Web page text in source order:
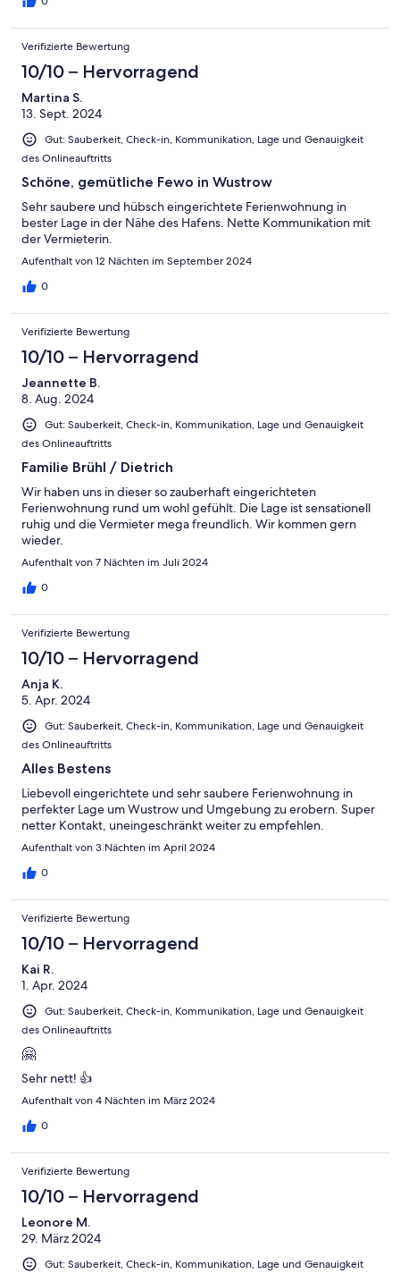
Verifizierte Bewertung
10/10 – Hervorragend
Martina S.
13. Sept. 2024
Gut: Sauberkeit, Check-in, Kommunikation, Lage und Genauigkeit
des Onlineauftritts
Schöne, gemütliche Fewo in Wustrow
Sehr saubere und hübsch eingerichtete Ferienwohnung in
bester Lage in der Nähe des Hafens. Nette Kommunikation mit
der Vermieterin.
Aufenthalt von 12 Nächten im September 2024
0
Verifizierte Bewertung
10/10 – Hervorragend
Jeannette B.
8. Aug. 2024
Gut: Sauberkeit, Check-in, Kommunikation, Lage und Genauigkeit
des Onlineauftritts
Familie Brühl / Dietrich
Wir haben uns in dieser so zauberhaft eingerichteten
Ferienwohnung rund um wohl gefühlt. Die Lage ist sensationell
ruhig und die Vermieter mega freundlich. Wir kommen gern
wieder.
Aufenthalt von 7 Nächten im Juli 2024
0
Verifizierte Bewertung
10/10 – Hervorragend
Anja K.
5. Apr. 2024
Gut: Sauberkeit, Check-in, Kommunikation, Lage und Genauigkeit
des Onlineauftritts
Alles Bestens
Liebevoll eingerichtete und sehr saubere Ferienwohnung in
perfekter Lage um Wustrow und Umgebung zu erobern. Super
netter Kontakt, uneingeschränkt weiter zu empfehlen.
Aufenthalt von 3 Nächten im April 2024
0
Verifizierte Bewertung
10/10 – Hervorragend
Kai R.
1. Apr. 2024
Gut: Sauberkeit, Check-in, Kommunikation, Lage und Genauigkeit
des Onlineauftritts
🤗
Sehr nett! 👍
Aufenthalt von 4 Nächten im März 2024
0
Verifizierte Bewertung
10/10 – Hervorragend
Leonore M.
29. März 2024
Gut: Sauberkeit, Check-in, Kommunikation, Lage und Genauigkeit